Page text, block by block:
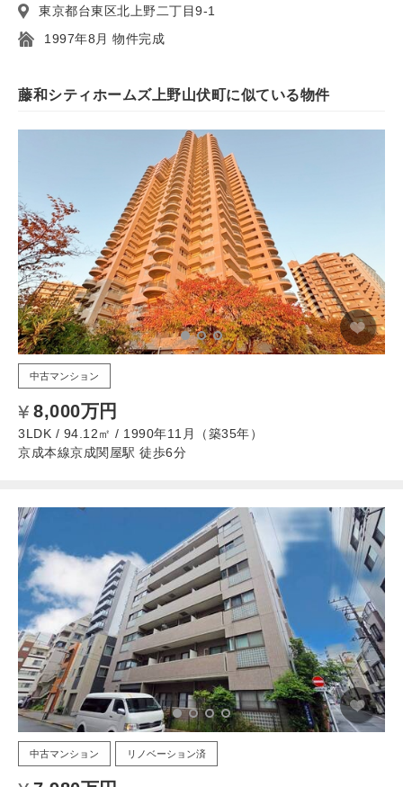
東京都台東区北上野二丁目9-1
1997年8月 物件完成
藤和シティホームズ上野山伏町に似ている物件
中古マンション
8,000万円
3LDK / 94.12㎡ / 1990年11月（築35年）
京成本線京成関屋駅 徒歩6分
中古マンション リノベーション済